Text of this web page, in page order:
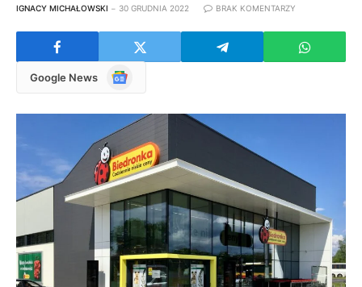
IGNACY MICHAŁOWSKI 30 GRUDNIA 2022 BRAK KOMENTARZY
Google News
Google